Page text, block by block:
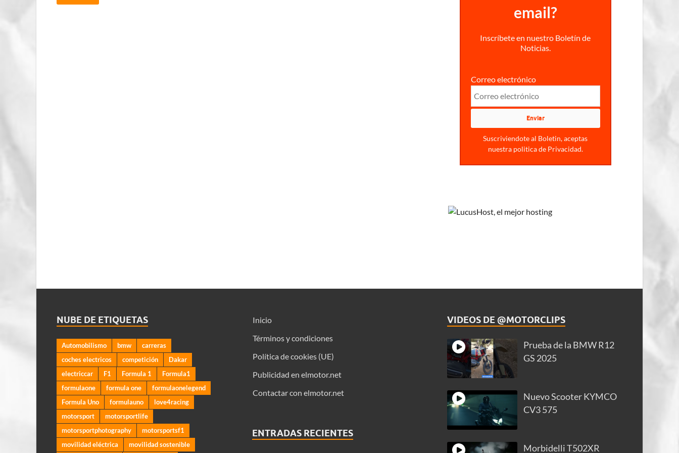
email?
Inscríbete en nuestro Boletín de
Noticias.
Correo electrónico
Suscriviendote al Boletin, aceptas
nuestra politica de Privacidad.
NUBE DE ETIQUETAS
Automobilismo bmw
carreras
coches electricos
competición
Dakar
electriccar
F1 Formula 1
Formula1
formulaone
formula one
formulaonelegend
Formula Uno
formulauno
love4racing
motorsport
motorsportlife
motorsportphotography
motorsportsf1
movilidad eléctrica
movilidad sostenible
Inicio
Términos y condiciones
Política de cookies (UE)
Publicidad en elmotor.net
Contactar con elmotor.net
ENTRADAS RECIENTES
VIDEOS DE @MOTORCLIPS
Prueba de la BMW R12
GS 2025
Nuevo Scooter KYMCO
CV3 575
Morbidelli T502XR